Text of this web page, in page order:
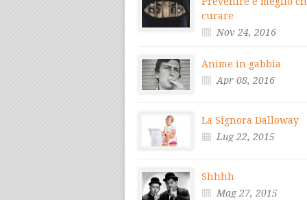
curare
Nov 24, 2016
Anime in gabbia
Apr 08, 2016
La Signora Dalloway
Lug 22, 2015
Shhhh
Mag 27, 2015